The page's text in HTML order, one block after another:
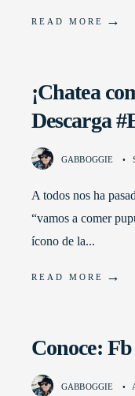
READ MORE →
¡Chatea
Descarga
GABBOGGIE •
A todos nos ha
“vamos a comer
ícono de la...
READ MORE →
Conoce:
GABBOGGIE •